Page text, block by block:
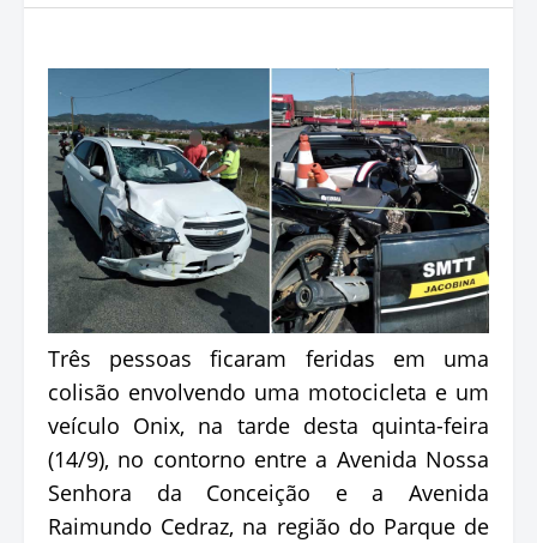
Três pessoas ficaram feridas em uma
colisão envolvendo uma motocicleta e um
veículo Onix, na tarde desta quinta-feira
(14/9), no contorno entre a Avenida Nossa
Senhora da Conceição e a Avenida
Raimundo Cedraz, na região do Parque de